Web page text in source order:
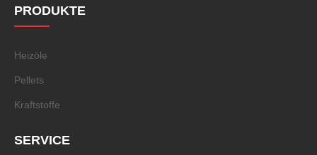
PRODUKTE
Heizöle
Pellets
Kraftstoffe
SERVICE